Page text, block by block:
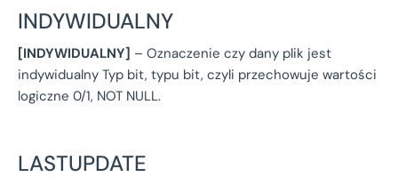
INDYWIDUALNY
[INDYWIDUALNY] – Oznaczenie czy dany plik jest
indywidualny Typ bit, typu bit, czyli przechowuje wartości
logiczne 0/1, NOT NULL.
LASTUPDATE